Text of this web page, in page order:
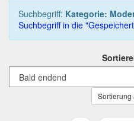
Suchbegriff: Kategorie:
Suchbegriff in die
Sortierung